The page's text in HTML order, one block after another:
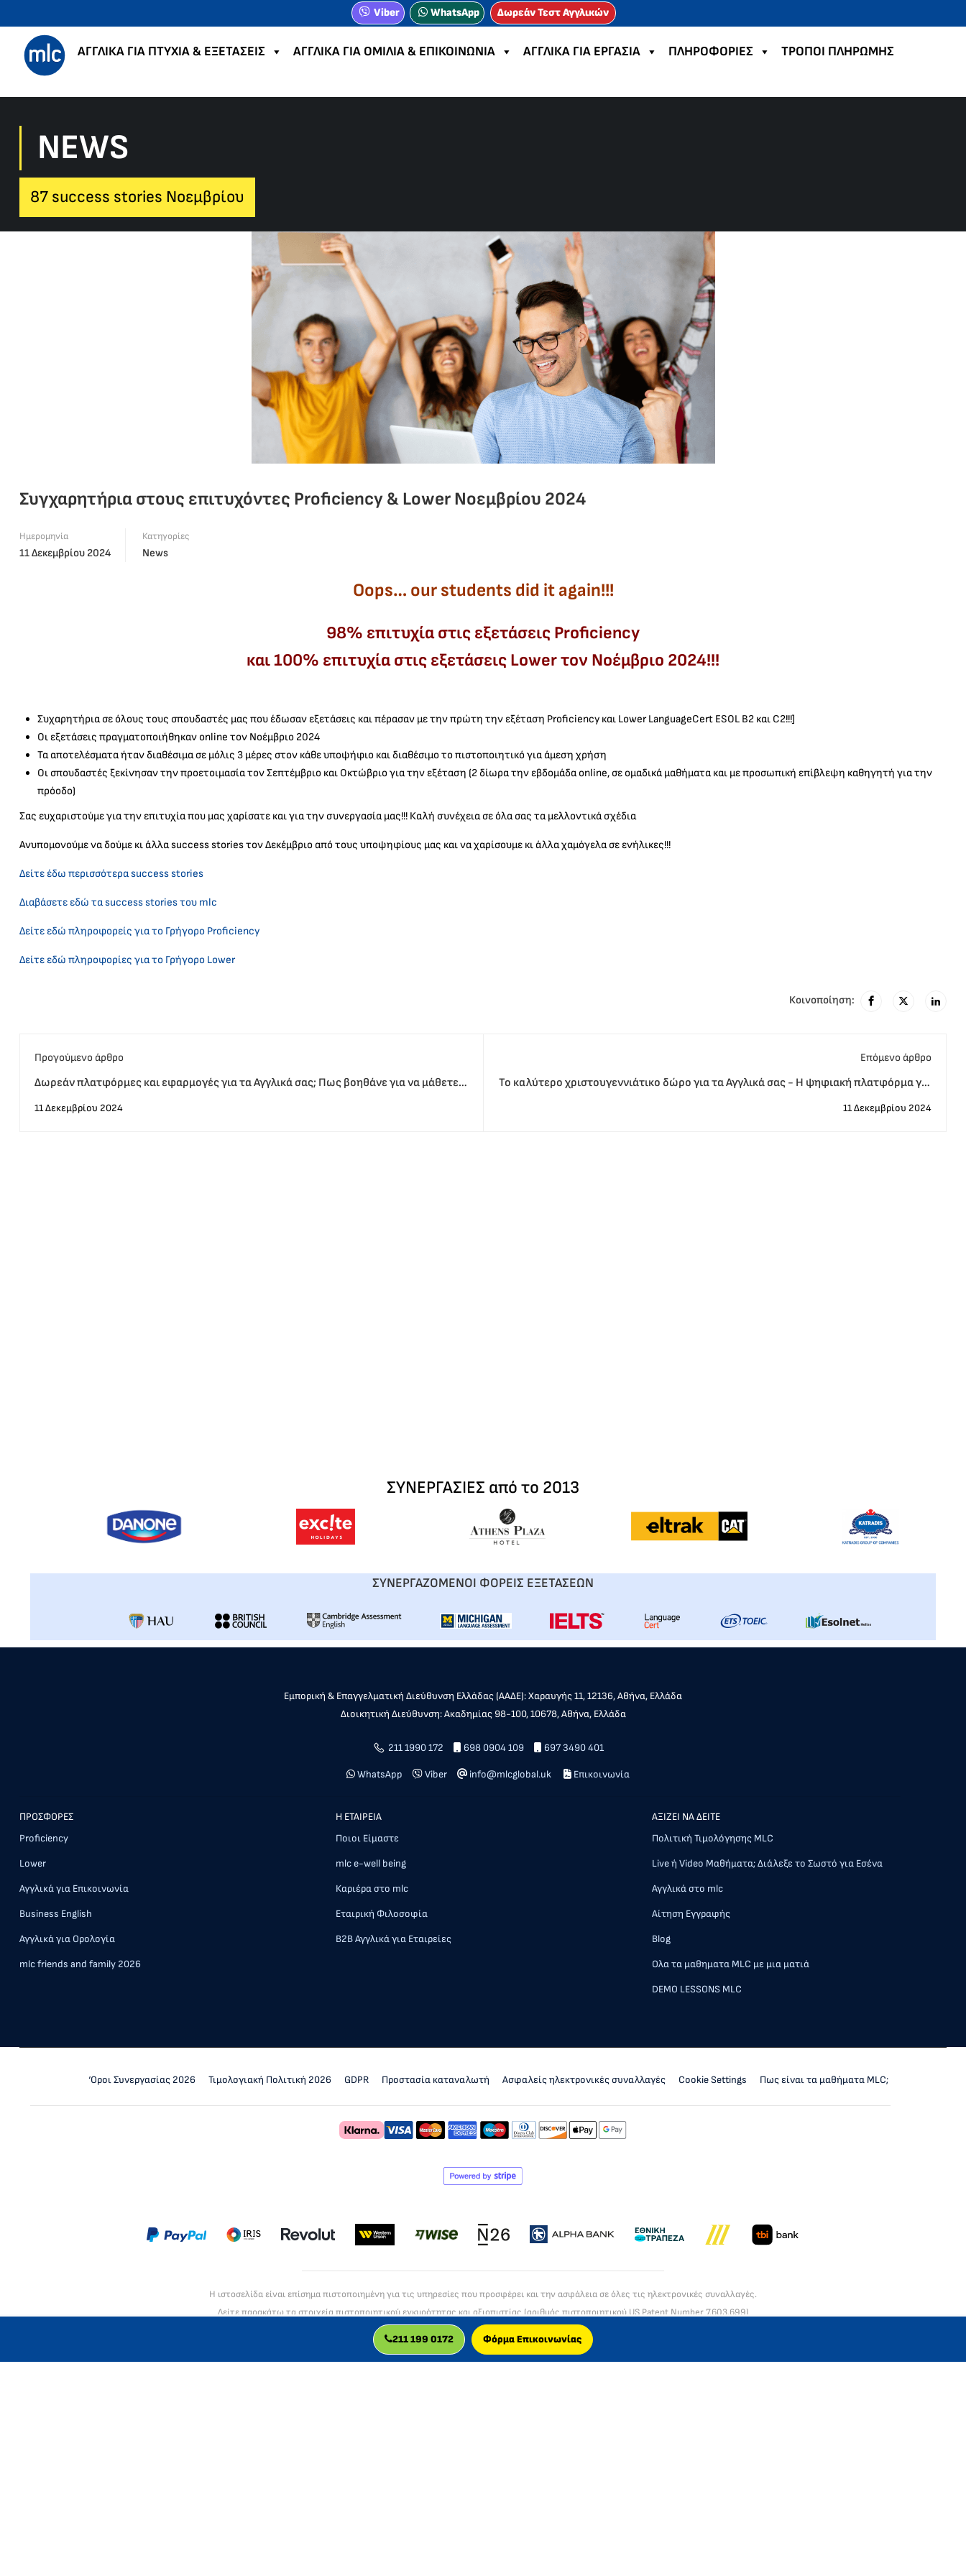
Viber WhatsApp Δωρεάν Τεστ Αγγλικών
ΑΓΓΛΙΚΑ ΓΙΑ ΠΤΥΧΙΑ & ΕΞΕΤΑΣΕΙΣ ΑΓΓΛΙΚΑ ΓΙΑ ΟΜΙΛΙΑ & ΕΠΙΚΟΙΝΩΝΙΑ ΑΓΓΛΙΚΑ ΓΙΑ ΕΡΓΑΣΙΑ ΠΛΗΡΟΦΟΡΙΕΣ TΡΟΠΟΙ ΠΛΗΡΩΜΗΣ
NEWS
87 success stories Νοεμβρίου
Συγχαρητήρια στους επιτυχόντες Proficiency & Lower Nοεμβρίου 2024
Ημερομηνία
11 Δεκεμβρίου 2024
Κατηγορίες
News
Oops… our students did it again!!!
98% επιτυχία στις εξετάσεις Proficiency
και 100% επιτυχία στις εξετάσεις Lower τον Νοέμβριο 2024!!!
Συχαρητήρια σε όλους τους σπουδαστές μας που έδωσαν εξετάσεις και πέρασαν με την πρώτη την εξέταση Proficiency και Lower LanguageCert ESOL B2 και C2!!!]
Οι εξετάσεις πραγματοποιήθηκαν online τον Νοέμβριο 2024
Τα αποτελέσματα ήταν διαθέσιμα σε μόλις 3 μέρες στον κάθε υποψήφιο και διαθέσιμο το πιστοποιητικό για άμεση χρήση
Οι σπουδαστές ξεκίνησαν την προετοιμασία τον Σεπτέμβριο και Οκτώβριο για την εξέταση (2 δίωρα την εβδομάδα online, σε ομαδικά μαθήματα και με προσωπική επίβλεψη καθηγητή για την
πρόοδο)
Σας ευχαριστούμε για την επιτυχία που μας χαρίσατε και για την συνεργασία μας!!! Καλή συνέχεια σε όλα σας τα μελλοντικά σχέδια
Ανυπομονούμε να δούμε κι άλλα success stories τον Δεκέμβριο από τους υποψηφίους μας και να χαρίσουμε κι άλλα χαμόγελα σε ενήλικες!!!
Δείτε έδω περισσότερα success stories
Διαβάσετε εδώ τα success stories του mlc
Δείτε εδώ πληροφορείς για το Γρήγορο Proficiency
Δείτε εδώ πληροφορίες για το Γρήγορο Lower
Κοινοποίηση:
Προγούμενο άρθρο
Δωρεάν πλατφόρμες και εφαρμογές για τα Αγγλικά σας; Πως βοηθάνε για να μάθετε
11 Δεκεμβρίου 2024
Eπόμενο άρθρο
Το καλύτερο χριστουγεννιάτικο δώρο για τα Αγγλικά σας - Η ψηφιακή πλατφόρμα για
11 Δεκεμβρίου 2024
ΣΥΝΕΡΓΑΣΙΕΣ από το 2013
ΣΥΝΕΡΓΑΖΟΜΕΝΟΙ ΦΟΡΕΙΣ ΕΞΕΤΑΣΕΩΝ
Εμπορική & Επαγγελματική Διεύθυνση Ελλάδας (ΑΑΔΕ): Χαραυγής 11, 12136, Αθήνα, Ελλάδα
Διοικητική Διεύθυνση: Ακαδημίας 98-100, 10678, Αθήνα, Ελλάδα
211 1990 172 698 0904 109 697 3490 401
WhatsApp Viber info@mlcglobal.uk Επικοινωνία
ΠΡΟΣΦΟΡΕΣ
Proficiency
Lower
Αγγλικά για Επικοινωνία
Business English
Αγγλικά για Ορολογία
mlc friends and family 2026
Η ΕΤΑΙΡΕΙΑ
Ποιοι Είμαστε
mlc e-well being
Καριέρα στο mlc
Εταιρική Φιλοσοφία
Β2Β Αγγλικά για Εταιρείες
AΞΙΖΕΙ ΝΑ ΔΕΙΤΕ
Πολιτική Τιμολόγησης MLC
Live ή Video Μαθήματα; Διάλεξε το Σωστό για Εσένα
Αγγλικά στο mlc
Αίτηση Εγγραφής
Blog
Ολα τα μαθηματα MLC με μια ματιά
DEMO LESSONS MLC
‘Οροι Συνεργασίας 2026 Τιμολογιακή Πολιτική 2026 GDPR Προστασία καταναλωτή Ασφαλείς ηλεκτρονικές συναλλαγές Cookie Settings Πως είναι τα μαθήματα MLC;
Η ιστοσελίδα είναι επίσημα πιστοποιημένη για τις υπηρεσίες που προσφέρει και την ασφάλεια σε όλες τις ηλεκτρονικές συναλλαγές.
Δείτε παρακάτω τα στοιχεία πιστοποιητικού εγκυρότητας και αξιοπιστίας (αριθμός πιστοποιητικού US Patent Number 7,603,699)
EV SSL
211 199 0172 Φόρμα Επικοινωνίας